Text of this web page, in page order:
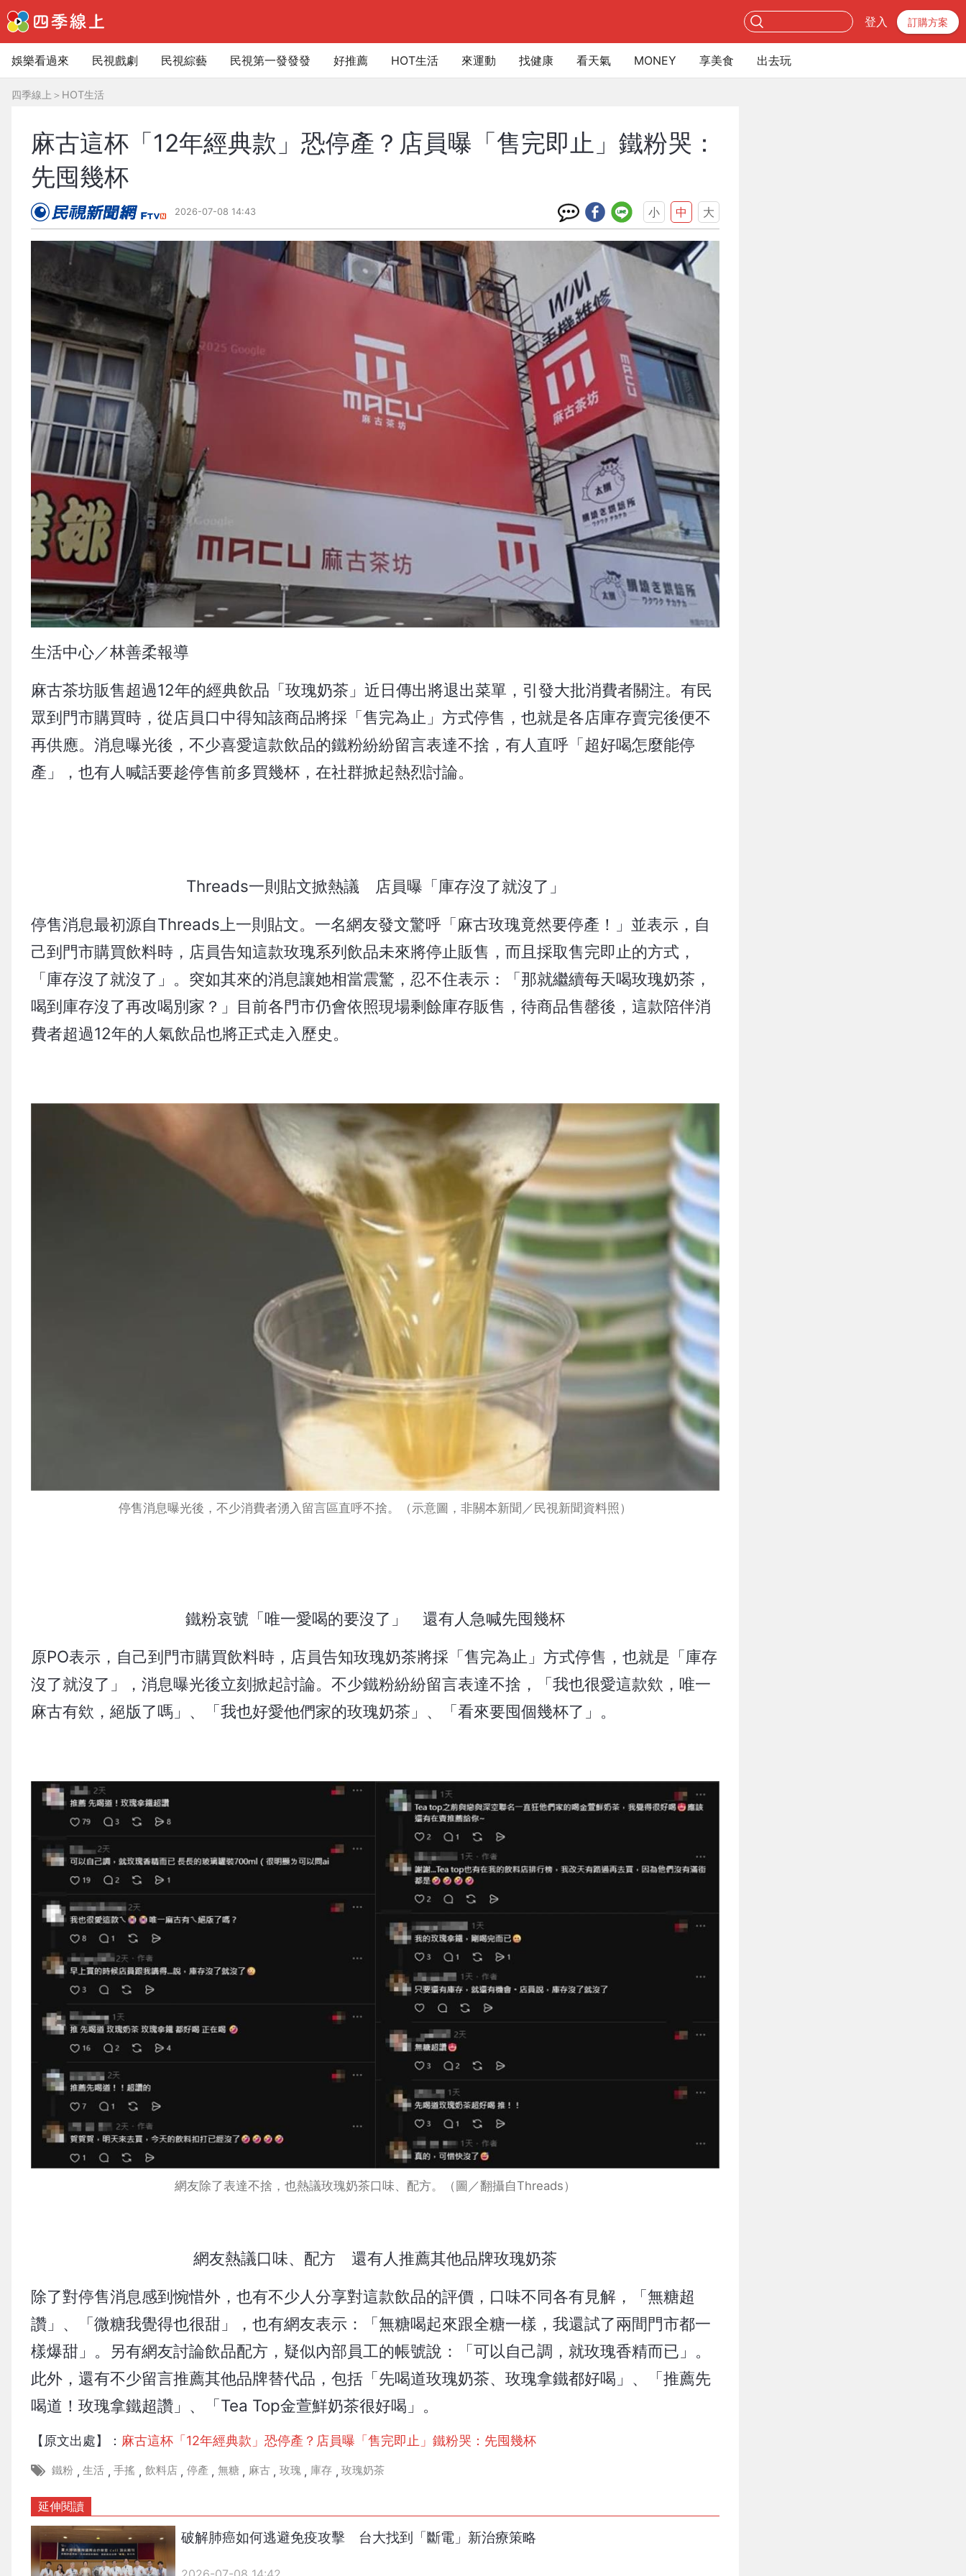
登入 訂購方案
娛樂看過來 民視戲劇 民視綜藝 民視第一發發發 好推薦 HOT生活 來運動 找健康 看天氣 MONEY 享美食 出去玩
四季線上 ＞ HOT生活
麻古這杯「12年經典款」恐停產？店員曝「售完即止」鐵粉哭：
先囤幾杯
2026-07-08 14:43 小 中 大
生活中心／林善柔報導
麻古茶坊販售超過12年的經典飲品「玫瑰奶茶」近日傳出將退出菜單，引發大批消費者關注。有民
眾到門市購買時，從店員口中得知該商品將採「售完為止」方式停售，也就是各店庫存賣完後便不
再供應。消息曝光後，不少喜愛這款飲品的鐵粉紛紛留言表達不捨，有人直呼「超好喝怎麼能停
產」，也有人喊話要趁停售前多買幾杯，在社群掀起熱烈討論。
Threads一則貼文掀熱議 店員曝「庫存沒了就沒了」
停售消息最初源自Threads上一則貼文。一名網友發文驚呼「麻古玫瑰竟然要停產！」並表示，自
己到門市購買飲料時，店員告知這款玫瑰系列飲品未來將停止販售，而且採取售完即止的方式，
「庫存沒了就沒了」。突如其來的消息讓她相當震驚，忍不住表示：「那就繼續每天喝玫瑰奶茶，
喝到庫存沒了再改喝別家？」目前各門市仍會依照現場剩餘庫存販售，待商品售罄後，這款陪伴消
費者超過12年的人氣飲品也將正式走入歷史。
停售消息曝光後，不少消費者湧入留言區直呼不捨。（示意圖，非關本新聞／民視新聞資料照）
鐵粉哀號「唯一愛喝的要沒了」 還有人急喊先囤幾杯
原PO表示，自己到門市購買飲料時，店員告知玫瑰奶茶將採「售完為止」方式停售，也就是「庫存
沒了就沒了」，消息曝光後立刻掀起討論。不少鐵粉紛紛留言表達不捨，「我也很愛這款欸，唯一
麻古有欸，絕版了嗎」、「我也好愛他們家的玫瑰奶茶」、「看來要囤個幾杯了」。
網友除了表達不捨，也熱議玫瑰奶茶口味、配方。（圖／翻攝自Threads）
網友熱議口味、配方 還有人推薦其他品牌玫瑰奶茶
除了對停售消息感到惋惜外，也有不少人分享對這款飲品的評價，口味不同各有見解，「無糖超
讚」、「微糖我覺得也很甜」，也有網友表示：「無糖喝起來跟全糖一樣，我還試了兩間門市都一
樣爆甜」。另有網友討論飲品配方，疑似內部員工的帳號說：「可以自己調，就玫瑰香精而已」。
此外，還有不少留言推薦其他品牌替代品，包括「先喝道玫瑰奶茶、玫瑰拿鐵都好喝」、「推薦先
喝道！玫瑰拿鐵超讚」、「Tea Top金萱鮮奶茶很好喝」。
【原文出處】： 麻古這杯「12年經典款」恐停產？店員曝「售完即止」鐵粉哭：先囤幾杯
鐵粉 , 生活 , 手搖 , 飲料店 , 停產 , 無糖 , 麻古 , 玫瑰 , 庫存 , 玫瑰奶茶
延伸閱讀
破解肺癌如何逃避免疫攻擊 台大找到「斷電」新治療策略